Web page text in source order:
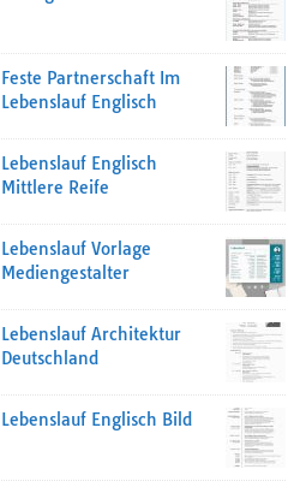
Feste Partnerschaft Im
Lebenslauf Englisch
Lebenslauf Englisch
Mittlere Reife
Lebenslauf Vorlage
Mediengestalter
Lebenslauf Architektur
Deutschland
Lebenslauf Englisch Bild